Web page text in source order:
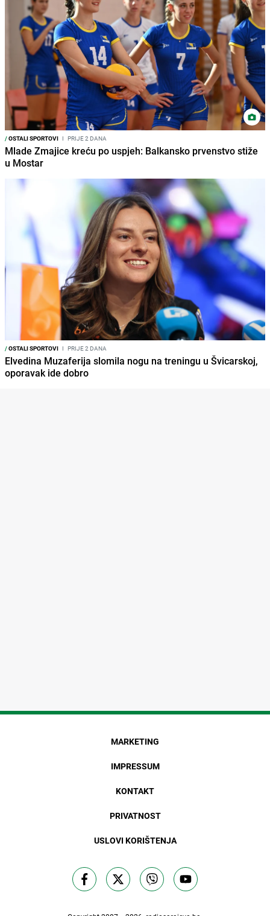
/OSTALI SPORTOVI I PRIJE 2 DANA
Mlade Zmajice kreću po uspjeh: Balkansko prvenstvo stiže
u Mostar
/OSTALI SPORTOVI I PRIJE 2 DANA
Elvedina Muzaferija slomila nogu na treningu u Švicarskoj,
oporavak ide dobro
MARKETING
IMPRESSUM
KONTAKT
PRIVATNOST
USLOVI KORIŠTENJA